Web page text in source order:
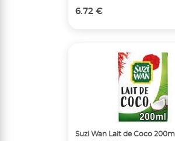
6.72 €
Suzi Wan Lait de Coco 200ml